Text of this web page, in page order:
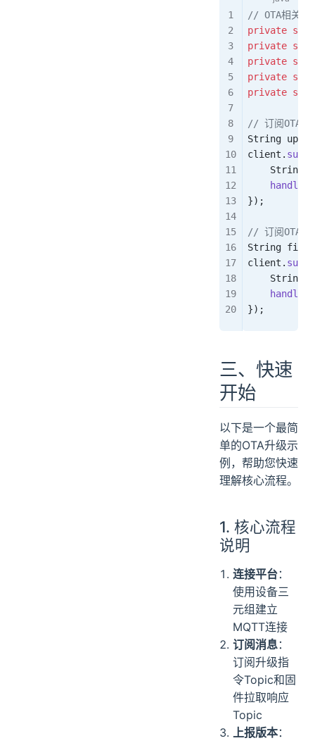
// OTA相关
private
private
private
private
private
// 订阅OTA升
String
client .
    String
});
// 订阅OTA固
String
client .
    String
});
三、快速
开始
以下是一个最简
单的OTA升级示
例，帮助您快速
理解核心流程。
1. 核心流程
说明
连接平台：
使用设备三
元组建立
MQTT连接
订阅消息：
订阅升级指
令Topic和固
件拉取响应
Topic
上报版本：